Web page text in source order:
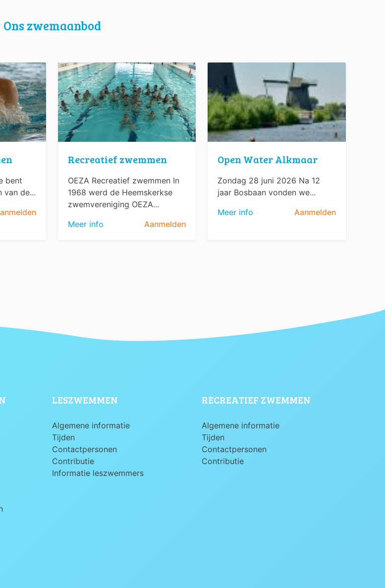
Ons zwemaanbod
bent
van de...
Recreatief zwemmen
OEZA Recreatief zwemmen In
1968 werd de Heemskerkse
zwemvereniging OEZA...
Meer info
Aanmelden
Open Water Alkmaar
Zondag 28 juni 2026 Na 12
jaar Bosbaan vonden we...
Meer info
Aanmelden
LESZWEMMEN
Algemene informatie
Tijden
Contactpersonen
Contributie
Informatie leszwemmers
RECREATIEF ZWEMMEN
Algemene informatie
Tijden
Contactpersonen
Contributie